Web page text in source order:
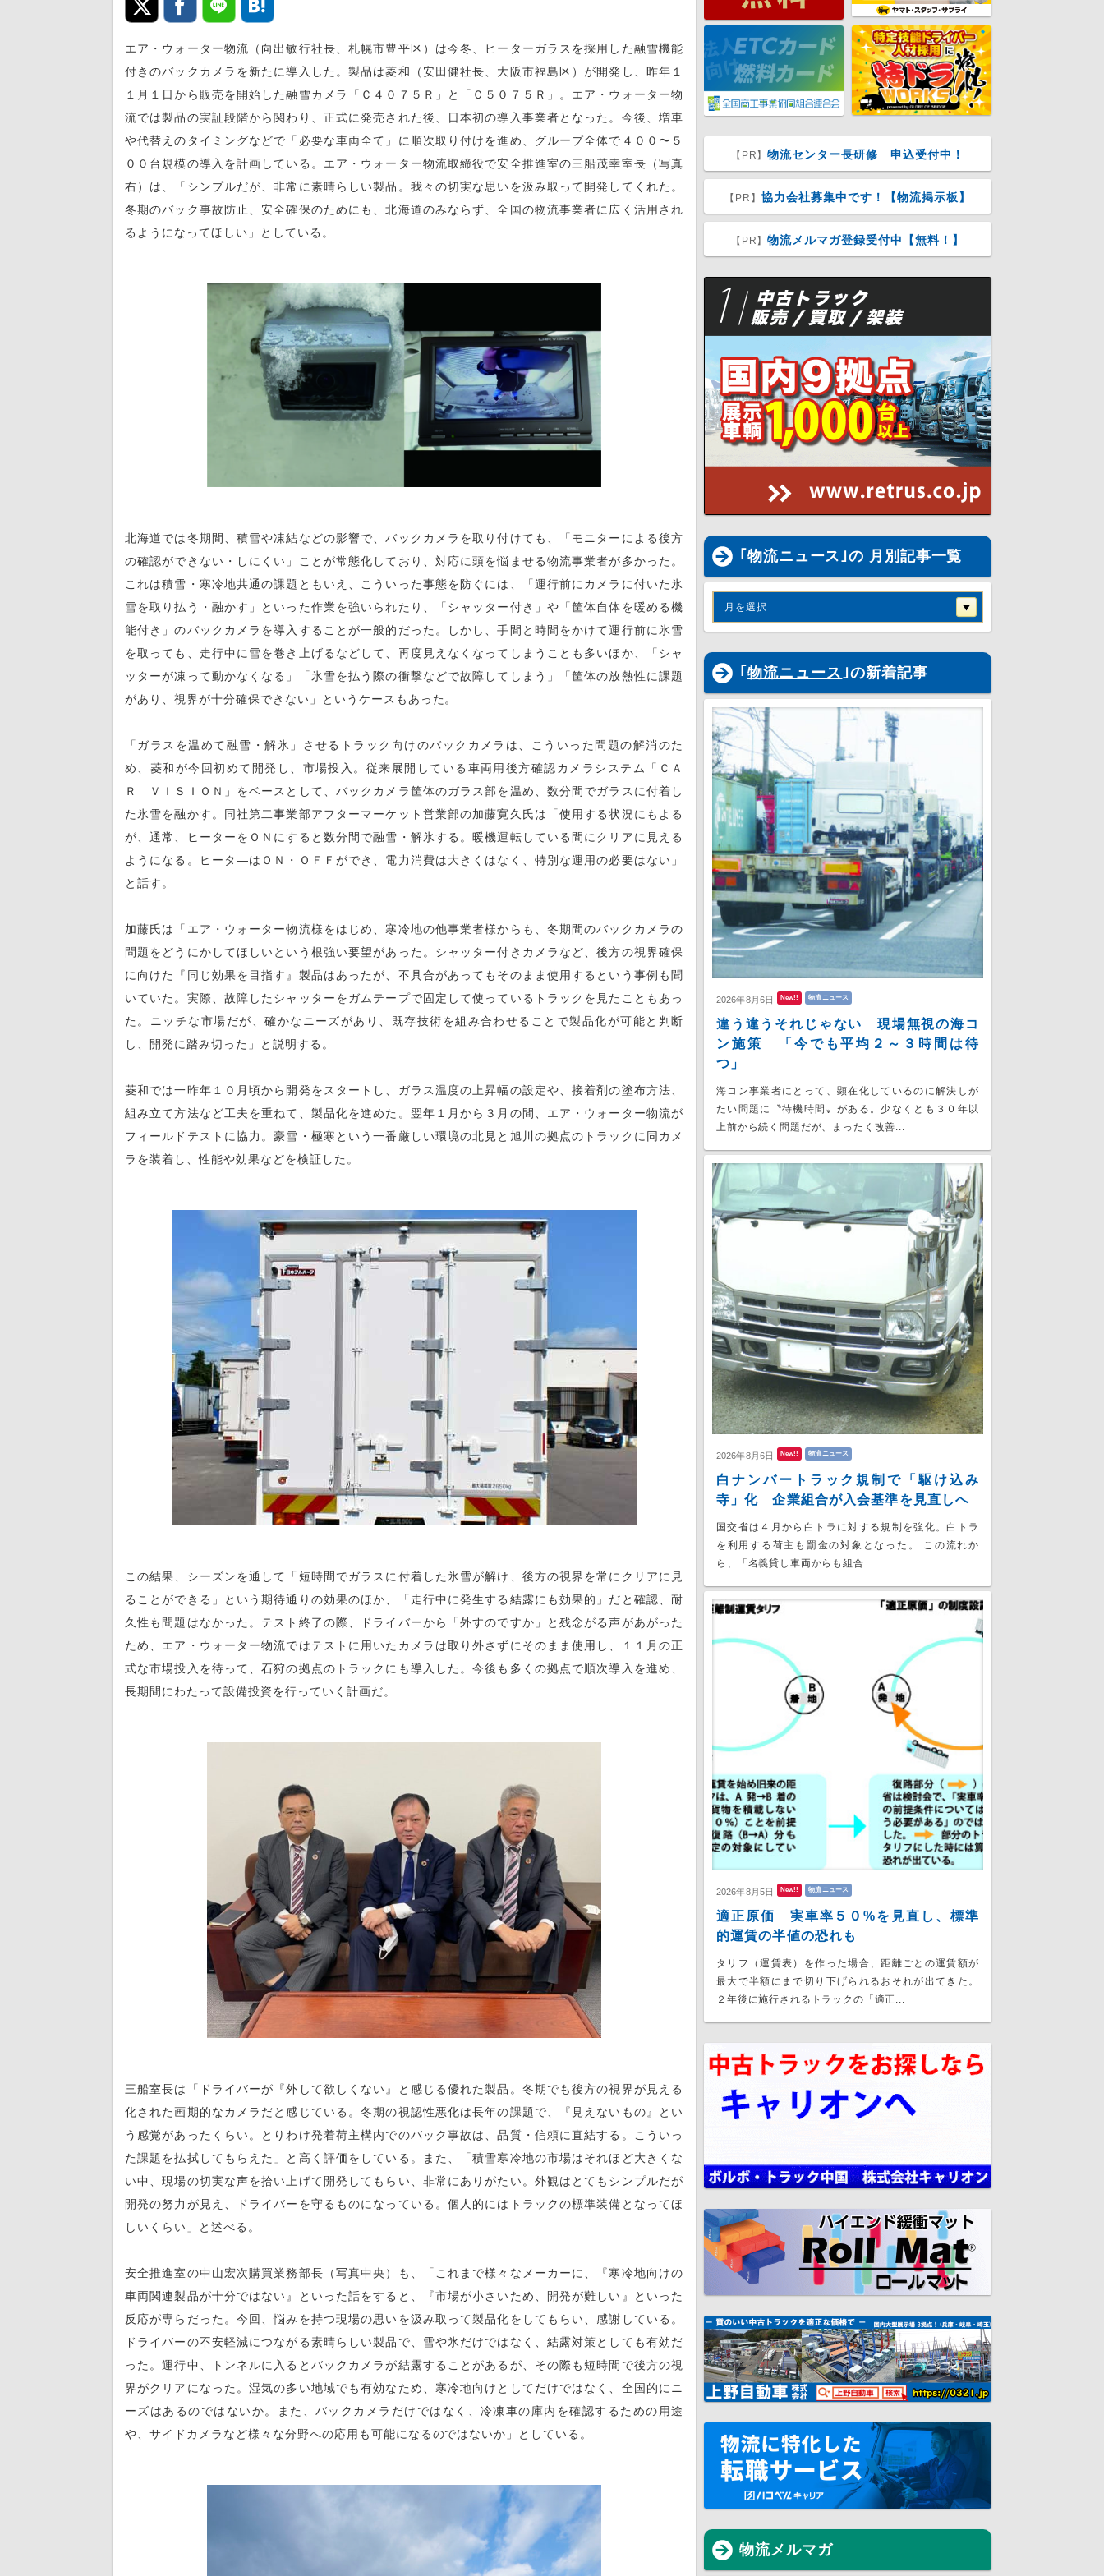
エア・ウォーター物流（向出敏行社長、札幌市豊平区）は今冬、ヒーターガラスを採用した融雪機能
付きのバックカメラを新たに導入した。製品は菱和（安田健社長、大阪市福島区）が開発し、昨年１
１月１日から販売を開始した融雪カメラ「Ｃ４０７５Ｒ」と「Ｃ５０７５Ｒ」。エア・ウォーター物
流では製品の実証段階から関わり、正式に発売された後、日本初の導入事業者となった。今後、増車
や代替えのタイミングなどで「必要な車両全て」に順次取り付けを進め、グループ全体で４００〜５
００台規模の導入を計画している。エア・ウォーター物流取締役で安全推進室の三船茂幸室長（写真
右）は、「シンプルだが、非常に素晴らしい製品。我々の切実な思いを汲み取って開発してくれた。
冬期のバック事故防止、安全確保のためにも、北海道のみならず、全国の物流事業者に広く活用され
るようになってほしい」としている。
北海道では冬期間、積雪や凍結などの影響で、バックカメラを取り付けても、「モニターによる後方
の確認ができない・しにくい」ことが常態化しており、対応に頭を悩ませる物流事業者が多かった。
これは積雪・寒冷地共通の課題ともいえ、こういった事態を防ぐには、「運行前にカメラに付いた氷
雪を取り払う・融かす」といった作業を強いられたり、「シャッター付き」や「筐体自体を暖める機
能付き」のバックカメラを導入することが一般的だった。しかし、手間と時間をかけて運行前に氷雪
を取っても、走行中に雪を巻き上げるなどして、再度見えなくなってしまうことも多いほか、「シャ
ッターが凍って動かなくなる」「氷雪を払う際の衝撃などで故障してしまう」「筐体の放熱性に課題
があり、視界が十分確保できない」というケースもあった。
「ガラスを温めて融雪・解氷」させるトラック向けのバックカメラは、こういった問題の解消のた
め、菱和が今回初めて開発し、市場投入。従来展開している車両用後方確認カメラシステム「ＣＡ
Ｒ ＶＩＳＩＯＮ」をベースとして、バックカメラ筐体のガラス部を温め、数分間でガラスに付着し
た氷雪を融かす。同社第二事業部アフターマーケット営業部の加藤寛久氏は「使用する状況にもよる
が、通常、ヒーターをＯＮにすると数分間で融雪・解氷する。暖機運転している間にクリアに見える
ようになる。ヒータ―はＯＮ・ＯＦＦができ、電力消費は大きくはなく、特別な運用の必要はない」
と話す。
加藤氏は「エア・ウォーター物流様をはじめ、寒冷地の他事業者様からも、冬期間のバックカメラの
問題をどうにかしてほしいという根強い要望があった。シャッター付きカメラなど、後方の視界確保
に向けた『同じ効果を目指す』製品はあったが、不具合があってもそのまま使用するという事例も聞
いていた。実際、故障したシャッターをガムテープで固定して使っているトラックを見たこともあっ
た。ニッチな市場だが、確かなニーズがあり、既存技術を組み合わせることで製品化が可能と判断
し、開発に踏み切った」と説明する。
菱和では一昨年１０月頃から開発をスタートし、ガラス温度の上昇幅の設定や、接着剤の塗布方法、
組み立て方法など工夫を重ねて、製品化を進めた。翌年１月から３月の間、エア・ウォーター物流が
フィールドテストに協力。豪雪・極寒という一番厳しい環境の北見と旭川の拠点のトラックに同カメ
ラを装着し、性能や効果などを検証した。
この結果、シーズンを通して「短時間でガラスに付着した氷雪が解け、後方の視界を常にクリアに見
ることができる」という期待通りの効果のほか、「走行中に発生する結露にも効果的」だと確認、耐
久性も問題はなかった。テスト終了の際、ドライバーから「外すのですか」と残念がる声があがった
ため、エア・ウォーター物流ではテストに用いたカメラは取り外さずにそのまま使用し、１１月の正
式な市場投入を待って、石狩の拠点のトラックにも導入した。今後も多くの拠点で順次導入を進め、
長期間にわたって設備投資を行っていく計画だ。
三船室長は「ドライバーが『外して欲しくない』と感じる優れた製品。冬期でも後方の視界が見える
化された画期的なカメラだと感じている。冬期の視認性悪化は長年の課題で、『見えないもの』とい
う感覚があったくらい。とりわけ発着荷主構内でのバック事故は、品質・信頼に直結する。こういっ
た課題を払拭してもらえた」と高く評価をしている。また、「積雪寒冷地の市場はそれほど大きくな
い中、現場の切実な声を拾い上げて開発してもらい、非常にありがたい。外観はとてもシンプルだが
開発の努力が見え、ドライバーを守るものになっている。個人的にはトラックの標準装備となってほ
しいくらい」と述べる。
安全推進室の中山宏次購買業務部長（写真中央）も、「これまで様々なメーカーに、『寒冷地向けの
車両関連製品が十分ではない』といった話をすると、『市場が小さいため、開発が難しい』といった
反応が専らだった。今回、悩みを持つ現場の思いを汲み取って製品化をしてもらい、感謝している。
ドライバーの不安軽減につながる素晴らしい製品で、雪や氷だけではなく、結露対策としても有効だ
った。運行中、トンネルに入るとバックカメラが結露することがあるが、その際も短時間で後方の視
界がクリアになった。湿気の多い地域でも有効なため、寒冷地向けとしてだけではなく、全国的にニ
ーズはあるのではないか。また、バックカメラだけではなく、冷凍車の庫内を確認するための用途
や、サイドカメラなど様々な分野への応用も可能になるのではないか」としている。
【PR】物流センター長研修 申込受付中！
【PR】 協力会社募集中です！【物流掲示板】
【PR】物流メルマガ登録受付中【無料！】
｢物流ニュース｣の 月別記事一覧
月を選択
｢ 物流ニュース ｣の新着記事
2026年8月6日 New!! 物流ニュース
違う違うそれじゃない 現場無視の海コ
ン施策 「今でも平均２～３時間は待
つ」
海コン事業者にとって、顕在化しているのに解決しが
たい問題に〝待機時間〟がある。少なくとも３０年以
上前から続く問題だが、まったく改善...
2026年8月6日 New!! 物流ニュース
白ナンバートラック規制で「駆け込み
寺」化 企業組合が入会基準を見直しへ
国交省は４月から白トラに対する規制を強化。白トラ
を利用する荷主も罰金の対象となった。 この流れか
ら、「名義貸し車両からも組合...
2026年8月5日 New!! 物流ニュース
適正原価 実車率５０%を見直し、標準
的運賃の半値の恐れも
タリフ（運賃表）を作った場合、距離ごとの運賃額が
最大で半額にまで切り下げられるおそれが出てきた。
２年後に施行されるトラックの「適正...
物流メルマガ